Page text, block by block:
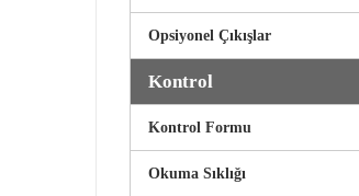
Opsiyonel Çıkışlar
Kontrol
Kontrol Formu
Okuma Sıklığı